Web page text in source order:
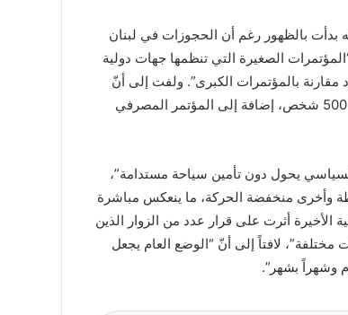
بدأت بالظهور رغم أن الحجوزات في لبنان
الصغيرة التي تنظمها جهات دولية
بالمؤتمرات الكبرى”. ولفت إلى أنّ
“مؤتمر بيروت الأخير شهد مشاركة تجاوزت 500 شخص، إضافة إلى المؤتمر المصرفي
يحول دون تأمين سياحة مستدامة”،
وأخرى منخفضة الحركة، ما ينعكس مباشرة
الأخيرة أثرت على قرار عدد من الزوار الذين
لافتاً إلى أنّ “الوضع العام يجعل
وشهراً بشهر”.